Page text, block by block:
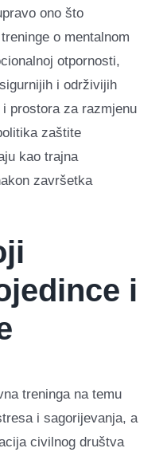
ono što
o mentalnom
otpornosti,
i održivijih
prostora za razmjenu
zaštite
kao trajna
završetka
i
treninga na temu
i sagorijevanja, a
civilnog društva